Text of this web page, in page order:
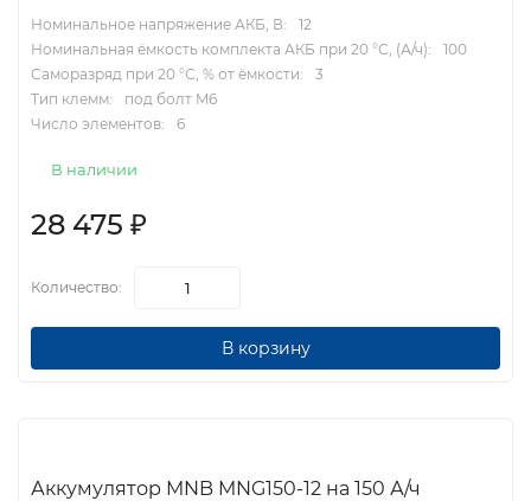
Номинальное напряжение АКБ, В:
12
Номинальная ёмкость комплекта АКБ при 20 °С, (А/ч):
100
Саморазряд при 20 °С, % от ёмкости:
3
Тип клемм:
под болт M6
Число элементов:
6
В наличии
28 475 ₽
Количество:
В корзину
Аккумулятор MNB MNG150-12 на 150 А/ч